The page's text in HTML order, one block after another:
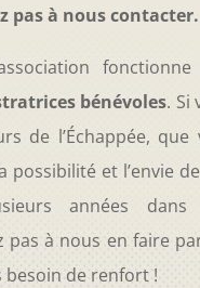
pas à nous contacter.
bénévoles. Si
de l’Échappée,
possibilité et l’envie
années dans
pas à nous en faire
de renfort !